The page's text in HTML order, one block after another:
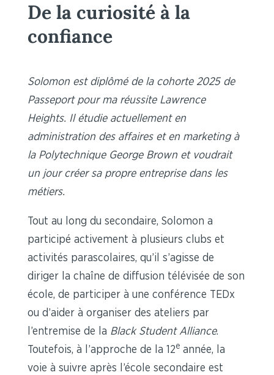
De la curiosité à la
confiance
Solomon est diplômé de la cohorte 2025 de
Passeport pour ma réussite Lawrence
Heights. Il étudie actuellement en
administration des affaires et en marketing à
la Polytechnique George Brown et voudrait
un jour créer sa propre entreprise dans les
métiers.
Tout au long du secondaire, Solomon a
participé activement à plusieurs clubs et
activités parascolaires, qu’il s’agisse de
diriger la chaîne de diffusion télévisée de son
école, de participer à une conférence TEDx
ou d’aider à organiser des ateliers par
l’entremise de la Black Student Alliance.
Toutefois, à l’approche de la 12e année, la
voie à suivre après l’école secondaire est